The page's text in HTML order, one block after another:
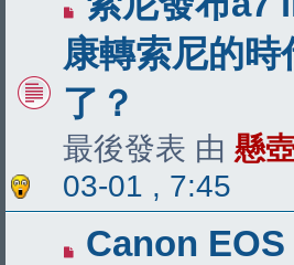
康轉索尼的時
了？
最後發表 由 懸
03-01 , 7:45
Canon EOS